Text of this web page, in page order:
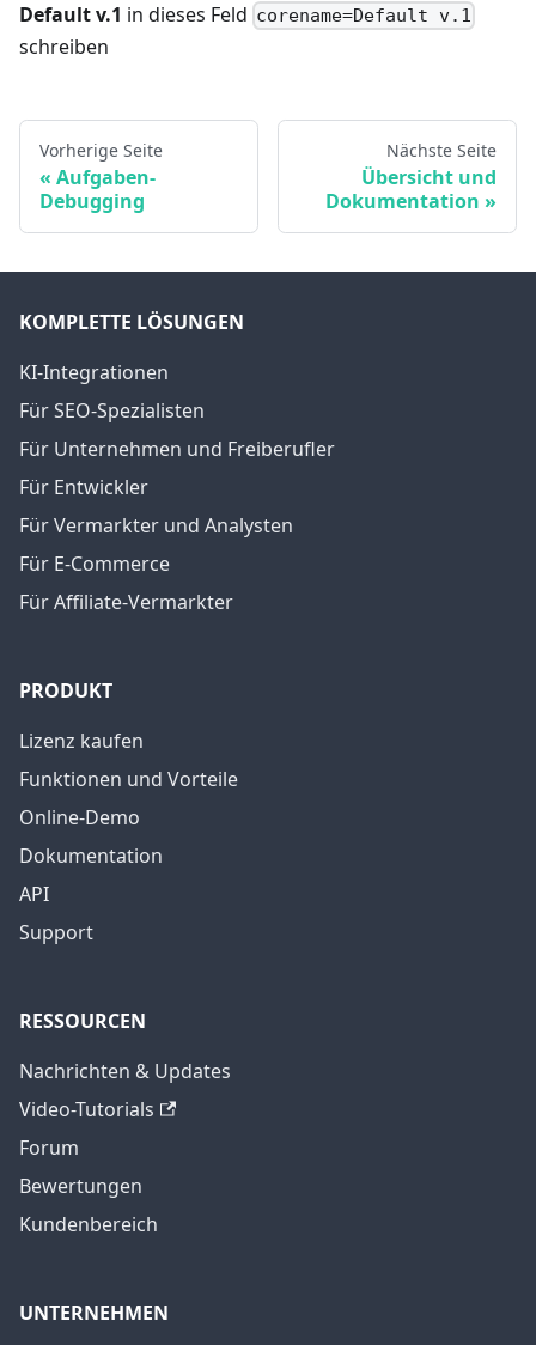
Default v.1 in dieses Feld corename=Default v.1
schreiben
Vorherige Seite
Aufgaben-
Debugging
Nächste Seite
Übersicht und
Dokumentation
KOMPLETTE LÖSUNGEN
KI-Integrationen
Für SEO-Spezialisten
Für Unternehmen und Freiberufler
Für Entwickler
Für Vermarkter und Analysten
Für E-Commerce
Für Affiliate-Vermarkter
PRODUKT
Lizenz kaufen
Funktionen und Vorteile
Online-Demo
Dokumentation
API
Support
RESSOURCEN
Nachrichten & Updates
Video-Tutorials
Forum
Bewertungen
Kundenbereich
UNTERNEHMEN